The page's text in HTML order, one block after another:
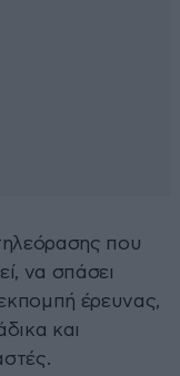
που
να σπάσει
έρευνας,
και